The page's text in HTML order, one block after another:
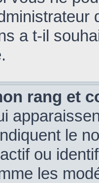
a t-il
rang et
le
ou
les